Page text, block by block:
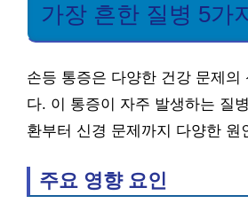
가장 흔한 질병 5가
손등 통증은 다양한 건강 문제의
다. 이 통증이 자주 발생하는 질
환부터 신경 문제까지 다양한 원
주요 영향 요인